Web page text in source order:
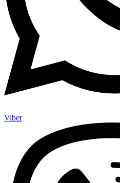
Viber